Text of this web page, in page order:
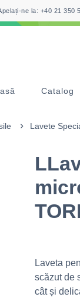
ne la: +40 21 350
Catalog
Lavete
Laveta
scăzut de
cât și